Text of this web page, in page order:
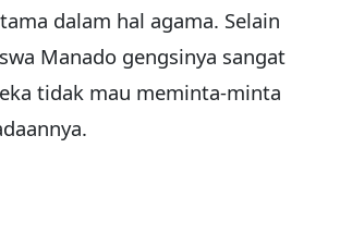
dalam hal agama. Selain
Manado gengsinya sangat
tidak mau meminta-minta